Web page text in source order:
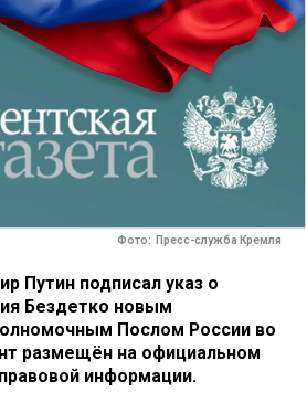
Фото: Пресс-служба Кремля
Путин подписал указ о
Бездетко новым
Послом России во
размещён на официальном
информации.